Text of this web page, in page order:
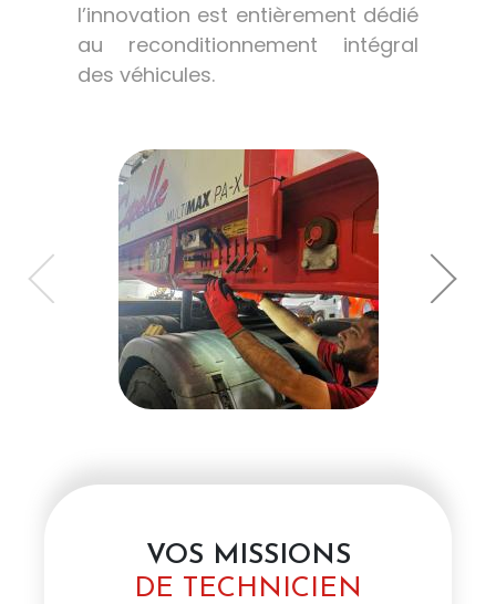
l’innovation est entièrement dédié
au reconditionnement intégral
des véhicules.
VOS MISSIONS
DE TECHNICIEN